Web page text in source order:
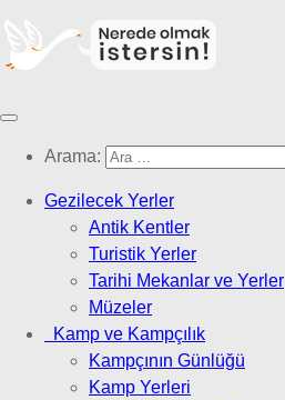
Arama:
Gezilecek Yerler
Antik Kentler
Turistik Yerler
Tarihi Mekanlar ve Yerler
Müzeler
Kamp ve Kampçılık
Kampçının Günlüğü
Kamp Yerleri